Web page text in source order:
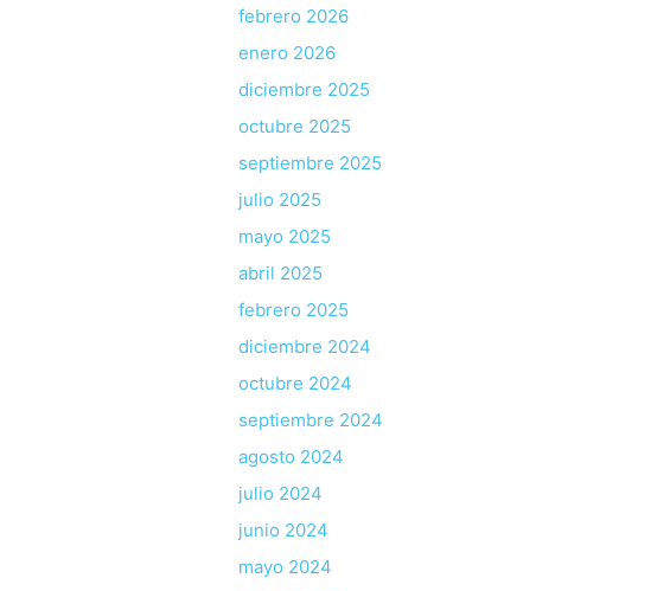
febrero 2026
enero 2026
diciembre 2025
octubre 2025
septiembre 2025
julio 2025
mayo 2025
abril 2025
febrero 2025
diciembre 2024
octubre 2024
septiembre 2024
agosto 2024
julio 2024
junio 2024
mayo 2024